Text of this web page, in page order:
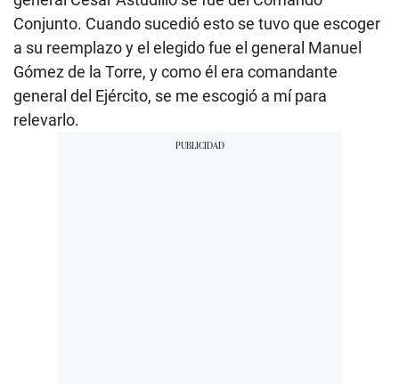
Conjunto. Cuando sucedió esto se tuvo que escoger
a su reemplazo y el elegido fue el general Manuel
Gómez de la Torre, y como él era comandante
general del Ejército, se me escogió a mí para
relevarlo.